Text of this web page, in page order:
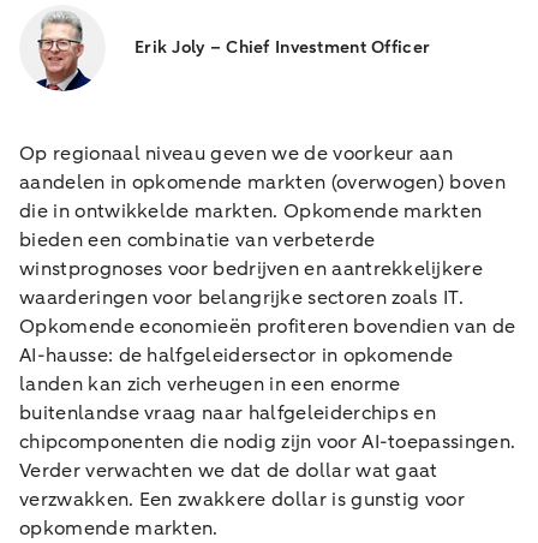
Erik Joly – Chief Investment Officer
Op regionaal niveau geven we de voorkeur aan
aandelen in opkomende markten (overwogen) boven
die in ontwikkelde markten. Opkomende markten
bieden een combinatie van verbeterde
winstprognoses voor bedrijven en aantrekkelijkere
waarderingen voor belangrijke sectoren zoals IT.
Opkomende economieën profiteren bovendien van de
AI-hausse: de halfgeleidersector in opkomende
landen kan zich verheugen in een enorme
buitenlandse vraag naar halfgeleiderchips en
chipcomponenten die nodig zijn voor AI-toepassingen.
Verder verwachten we dat de dollar wat gaat
verzwakken. Een zwakkere dollar is gunstig voor
opkomende markten.